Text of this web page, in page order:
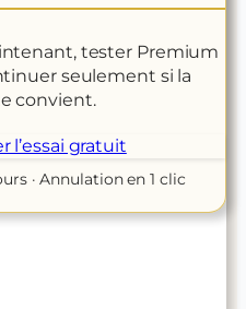
tester Premium
seulement si la
convient.
l’essai gratuit
· Annulation en 1 clic